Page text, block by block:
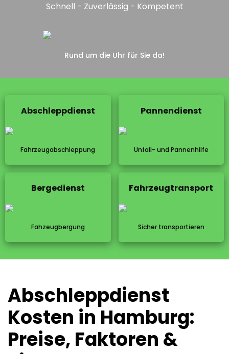
Schnell - Zuverlässig - Kompetent
Rund um die Uhr für Sie da!
Abschleppdienst
Fahrzeugabschleppung
Pannendienst
Unfall- und Pannenhilfe
Bergedienst
Fahzeugbergung
Fahrzeugtransport
Sicher transportieren
Abschleppdienst
Kosten in Hamburg:
Preise, Faktoren &